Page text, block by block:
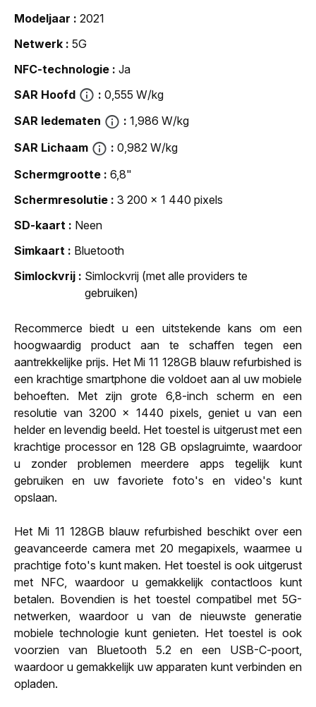
Modeljaar
2021
Netwerk
5G
NFC-technologie
Ja
SAR Hoofd
0,555 W/kg
SAR ledematen
1,986 W/kg
SAR Lichaam
0,982 W/kg
Schermgrootte
6,8"
Schermresolutie
3 200 x 1 440 pixels
SD-kaart
Neen
Simkaart
Bluetooth
Simlockvrij
Simlockvrij (met alle providers te
gebruiken)
Recommerce biedt u een uitstekende kans om een
hoogwaardig product aan te schaffen tegen een
aantrekkelijke prijs. Het Mi 11 128GB blauw refurbished is
een krachtige smartphone die voldoet aan al uw mobiele
behoeften. Met zijn grote 6,8-inch scherm en een
resolutie van 3200 x 1440 pixels, geniet u van een
helder en levendig beeld. Het toestel is uitgerust met een
krachtige processor en 128 GB opslagruimte, waardoor
u zonder problemen meerdere apps tegelijk kunt
gebruiken en uw favoriete foto's en video's kunt
opslaan.
Het Mi 11 128GB blauw refurbished beschikt over een
geavanceerde camera met 20 megapixels, waarmee u
prachtige foto's kunt maken. Het toestel is ook uitgerust
met NFC, waardoor u gemakkelijk contactloos kunt
betalen. Bovendien is het toestel compatibel met 5G-
netwerken, waardoor u van de nieuwste generatie
mobiele technologie kunt genieten. Het toestel is ook
voorzien van Bluetooth 5.2 en een USB-C-poort,
waardoor u gemakkelijk uw apparaten kunt verbinden en
opladen.